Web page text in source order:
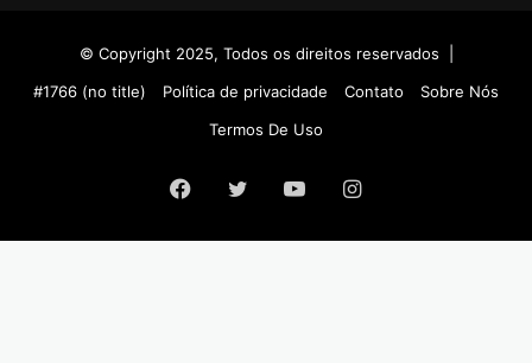
© Copyright 2025, Todos os direitos reservados |
#1766 (no title)
Política de privacidade Contato
Sobre Nós
Termos De Uso
Facebook
Twitter YouTubeInstagram